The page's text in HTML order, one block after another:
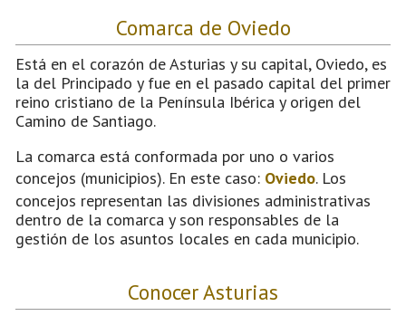
Comarca de Oviedo
Está en el corazón de Asturias y su capital, Oviedo, es
la del Principado y fue en el pasado capital del primer
reino cristiano de la Península Ibérica y origen del
Camino de Santiago.
La comarca está conformada por uno o varios
concejos (municipios). En este caso: Oviedo. Los
concejos representan las divisiones administrativas
dentro de la comarca y son responsables de la
gestión de los asuntos locales en cada municipio.
Conocer Asturias